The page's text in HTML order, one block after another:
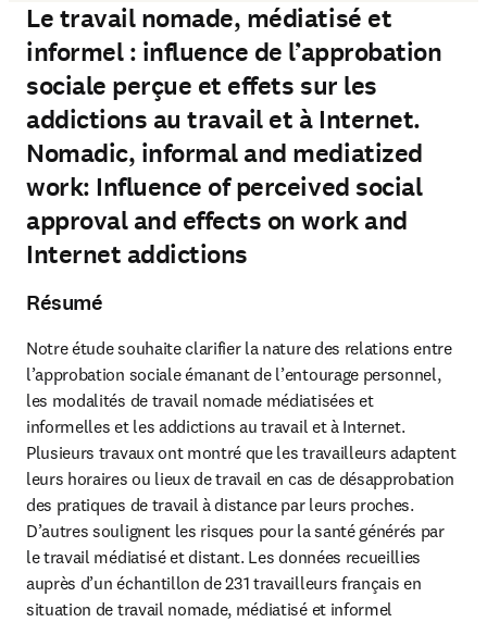
Le travail nomade, médiatisé et
informel : influence de l’approbation
sociale perçue et effets sur les
addictions au travail et à Internet.
Nomadic, informal and mediatized
work: Influence of perceived social
approval and effects on work and
Internet addictions
Résumé
Notre étude souhaite clarifier la nature des relations entre
l’approbation sociale émanant de l’entourage personnel,
les modalités de travail nomade médiatisées et
informelles et les addictions au travail et à Internet.
Plusieurs travaux ont montré que les travailleurs adaptent
leurs horaires ou lieux de travail en cas de désapprobation
des pratiques de travail à distance par leurs proches.
D’autres soulignent les risques pour la santé générés par
le travail médiatisé et distant. Les données recueillies
auprès d’un échantillon de 231 travailleurs français en
situation de travail nomade, médiatisé et informel